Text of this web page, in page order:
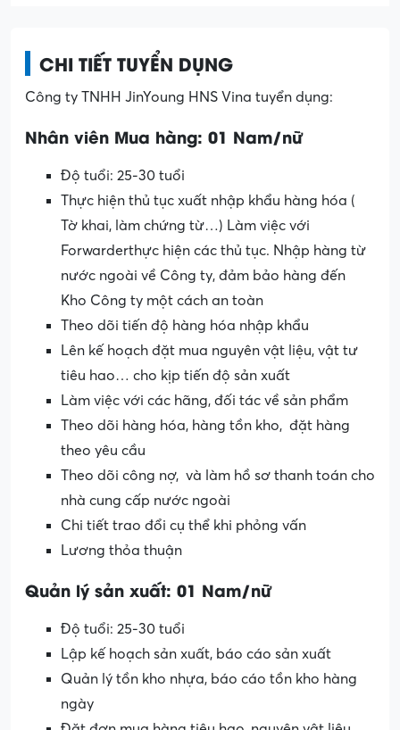
CHI TIẾT TUYỂN DỤNG
Công ty TNHH JinYoung HNS Vina tuyển dụng:
Nhân viên Mua hàng: 01 Nam/nữ
Độ tuổi: 25-30 tuổi
Thực hiện thủ tục xuất nhập khẩu hàng hóa (
Tờ khai, làm chứng từ…) Làm việc với
Forwarderthực hiện các thủ tục. Nhập hàng từ
nước ngoài về Công ty, đảm bảo hàng đến
Kho Công ty một cách an toàn
Theo dõi tiến độ hàng hóa nhập khẩu
Lên kế hoạch đặt mua nguyên vật liệu, vật tư
tiêu hao… cho kịp tiến độ sản xuất
Làm việc với các hãng, đối tác về sản phẩm
Theo dõi hàng hóa, hàng tồn kho, đặt hàng
theo yêu cầu
Theo dõi công nợ, và làm hồ sơ thanh toán cho
nhà cung cấp nước ngoài
Chi tiết trao đổi cụ thể khi phỏng vấn
Lương thỏa thuận
Quản lý sản xuất: 01 Nam/nữ
Độ tuổi: 25-30 tuổi
Lập kế hoạch sản xuất, báo cáo sản xuất
Quản lý tồn kho nhựa, báo cáo tồn kho hàng
ngày